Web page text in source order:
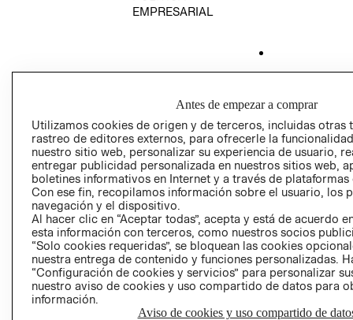
EMPRESARIAL
PRIVACIDAD
GIFT CARD
AVISO DE
Perú (S/)
CAMBIAR REGIÓN
Antes de empezar a comprar
Utilizamos cookies de origen y de terceros, incluidas otras
rastreo de editores externos, para ofrecerle la
nuestro sitio web, personalizar su experiencia de usuario,
entregar publicidad personalizada en nuestros sitios web,
boletines informativos en Internet y a través de plataformas
Con ese fin, recopilamos información sobre el usuario, los
navegación y el dispositivo.
Al hacer clic en “Aceptar todas”, acepta y está de acuerdo
esta información con terceros, como nuestros socios
“Solo cookies requeridas”, se bloquean las cookies
nuestra entrega de contenido y funciones personalizadas.
“Configuración de cookies y servicios” para personalizar
nuestro aviso de cookies y uso compartido de datos para
información.
Aviso de cookies y uso compartido de